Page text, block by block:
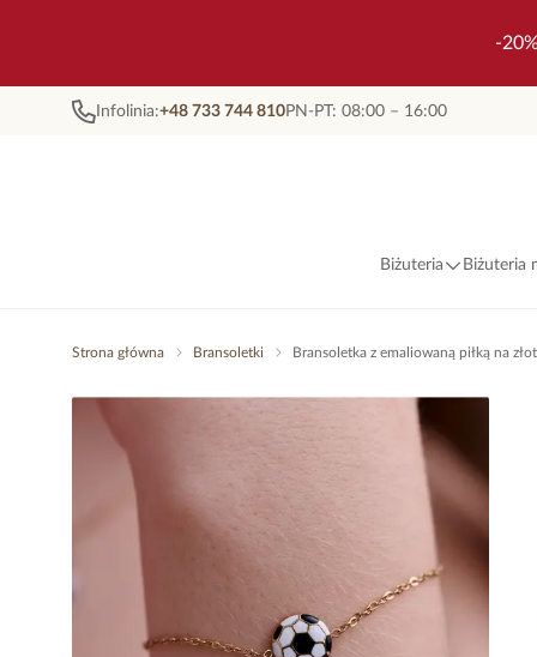
-
Infolinia:+48 733 744 810PN-PT: 08:00 – 16:00
Biżuteria Biżuteria
Strona główna Bransoletki Bransoletka z emaliowaną piłką na